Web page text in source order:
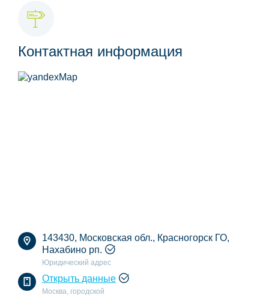
Контактная информация
143430, Московская обл., Красногорск ГО,
Нахабино рп.
Юридический адрес
Открыть данные
Москва, городской